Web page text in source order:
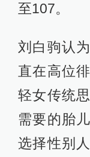
至107。
刘白驹认
直在高位
轻女传统
需要的胎
选择性别